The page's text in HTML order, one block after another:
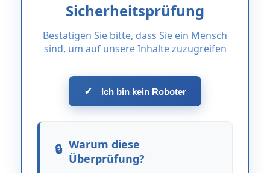
Sicherheitsprüfung
Bestätigen Sie bitte, dass Sie ein Mensch
sind, um auf unsere Inhalte zuzugreifen
✓ Ich bin kein Roboter
Warum diese
Überprüfung?